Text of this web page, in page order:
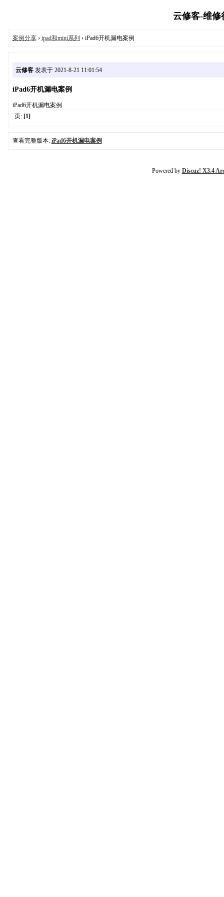
云修客-维修
案例分享› ipad和mini系列 › iPad6开机漏电案例
云修客发表于 2021-8-21 11:01:54
iPad6开机漏电案例
iPad6开机漏电案例
页: [1]
查看完整版本: iPad6开机漏电案例
Powered by Discuz! X3.4